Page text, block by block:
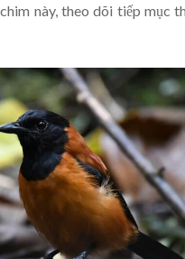
này, theo dõi tiếp mục